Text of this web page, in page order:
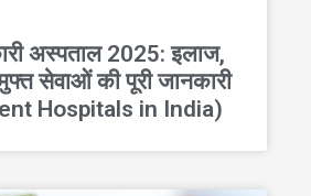
अस्पताल 2025: इलाज,
सेवाओं की पूरी जानकारी
Hospitals in India)